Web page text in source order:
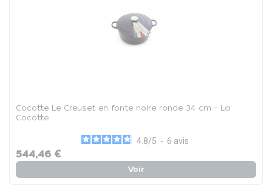
Cocotte Le Creuset en fonte noire ronde 34 cm - La
Cocotte
4.8/5 - 6 avis
544,46 €
Voir